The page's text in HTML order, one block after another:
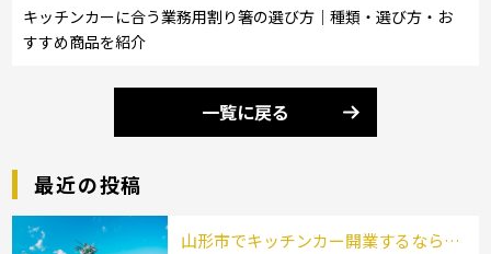
キッチンカーに合う業務用割り箸の選び方｜種類・選び方・お
すすめ商品を紹介
一覧に戻る
最近の投稿
山形市でキッチンカー開業するなら格